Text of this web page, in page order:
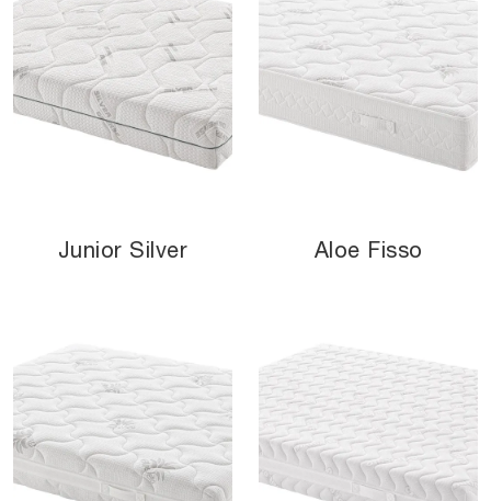
Junior Silver Aloe Fisso